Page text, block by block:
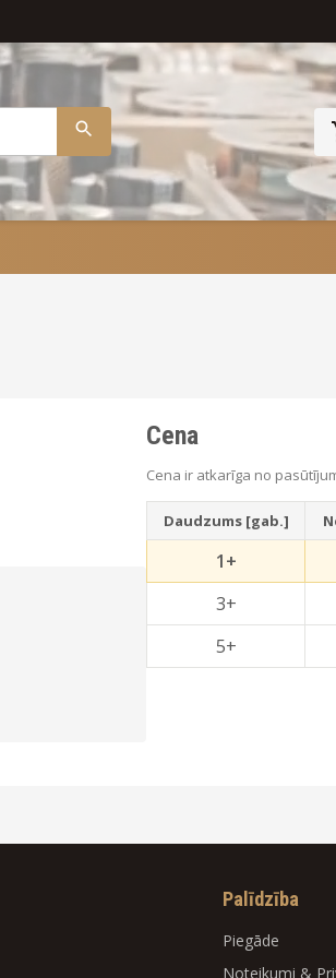
Cena
Cena ir atkarīga no
Daudzums [gab.]
1+
3+
5+
Palīdzība
Piegāde
Noteikumi &